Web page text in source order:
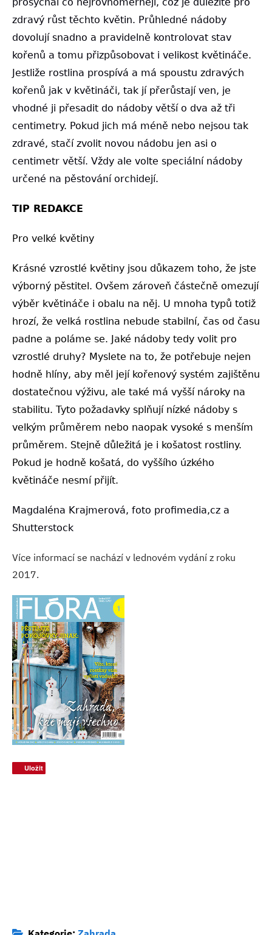
zdravý růst těchto květin. Průhledné nádoby
dovolují snadno a pravidelně kontrolovat stav
kořenů a tomu přizpůsobovat i velikost květináče.
Jestliže rostlina prospívá a má spoustu zdravých
kořenů jak v květináči, tak jí přerůstají ven, je
vhodné ji přesadit do nádoby větší o dva až tři
centimetry. Pokud jich má méně nebo nejsou tak
zdravé, stačí zvolit novou nádobu jen asi o
centimetr větší. Vždy ale volte speciální nádoby
určené na pěstování orchidejí.
TIP REDAKCE
Pro velké květiny
Krásné vzrostlé květiny jsou důkazem toho, že jste
výborný pěstitel. Ovšem zároveň částečně omezují
výběr květináče i obalu na něj. U mnoha typů totiž
hrozí, že velká rostlina nebude stabilní, čas od času
padne a poláme se. Jaké nádoby tedy volit pro
vzrostlé druhy? Myslete na to, že potřebuje nejen
hodně hlíny, aby měl její kořenový systém zajištěnu
dostatečnou výživu, ale také má vyšší nároky na
stabilitu. Tyto požadavky splňují nízké nádoby s
velkým průměrem nebo naopak vysoké s menším
průměrem. Stejně důležitá je i košatost rostliny.
Pokud je hodně košatá, do vyššího úzkého
květináče nesmí přijít.
Magdaléna Krajmerová, foto profimedia,cz a
Shutterstock
Více informací se nachází v lednovém vydání z roku
2017.
Uložit
Uložit